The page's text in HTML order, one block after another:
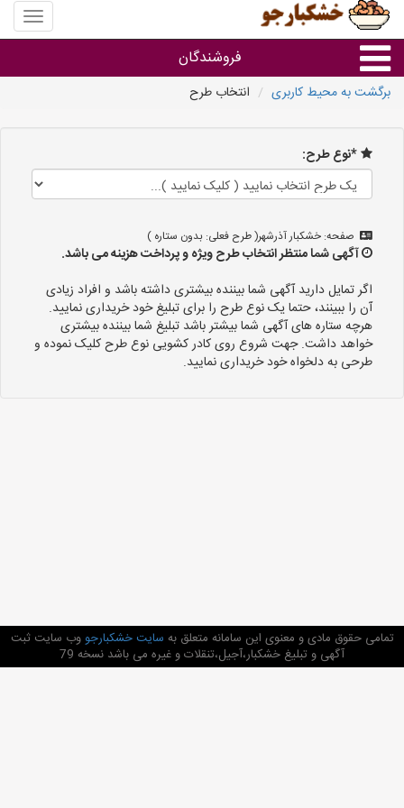
منوی
سایت
فروشندگان
فروشنده های استان ها
برگشت به محیط کاربری انتخاب طرح
*نوع طرح:
صفحه: خشکبار آذرشهر( طرح فعلی: بدون ستاره )
آگهی شما منتظر انتخاب طرح ویژه و پرداخت هزینه می باشد.
اگر تمایل دارید آگهی شما بیننده بیشتری داشته باشد و افراد زیادی
آن را ببینند، حتما یک نوع طرح را برای تبلیغ خود خریداری نمایید.
هرچه ستاره های آگهی شما بیشتر باشد تبلیغ شما بیننده بیشتری
خواهد داشت. جهت شروع روی کادر کشویی نوع طرح کلیک نموده و
طرحی به دلخواه خود خریداری نمایید.
تمامی حقوق مادی و معنوی این سامانه متعلق به سایت خشکبارجووب سایت ثبت
آگهی و تبلیغ خشکبار،آجیل،تنقلات و غیره می باشد نسخه 79